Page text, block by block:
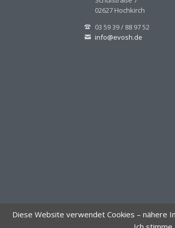
02627 Hochkirch
03 59 39 / 88 97 52
info@evosh.de
Diese Website verwendet Cookies – nähere